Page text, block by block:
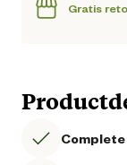
Gratis